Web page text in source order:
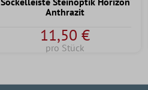
Anthrazit
11,50 €
pro Stück